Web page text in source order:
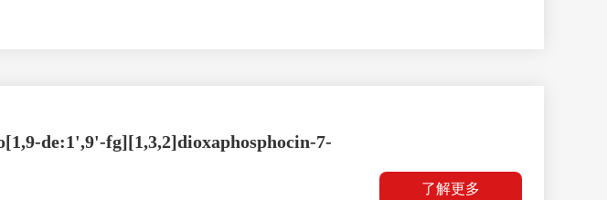
de:1',9'-fg][1,3,2]dioxaphosphocin-7-
了解更多